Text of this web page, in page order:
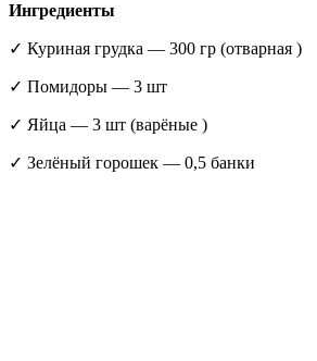
Ингредиенты
✓ Куриная грудка — 300 гр (отварная )
✓ Помидоры — 3 шт
✓ Яйца — 3 шт (варёные )
✓ Зелёный горошек — 0,5 банки